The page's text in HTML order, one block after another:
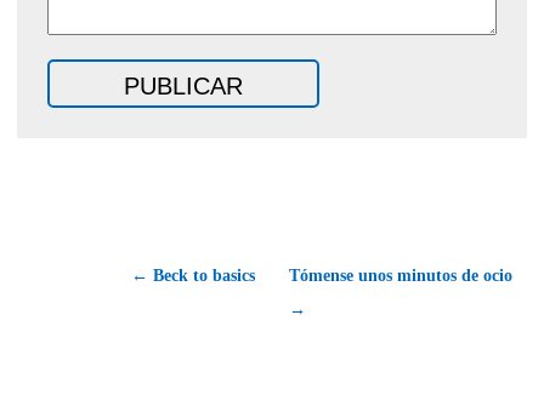
← Beck to basics
Tómense unos minutos de ocio
→